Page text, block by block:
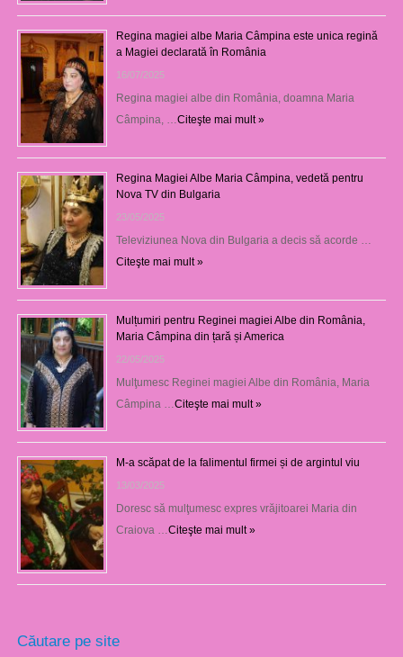
Regina magiei albe Maria Câmpina este unica regină
a Magiei declarată în România
16/07/2025
Regina magiei albe din România, doamna Maria
Câmpina, … Citeşte mai mult »
Regina Magiei Albe Maria Câmpina, vedetă pentru
Nova TV din Bulgaria
23/05/2025
Televiziunea Nova din Bulgaria a decis să acorde …
Citeşte mai mult »
Mulțumiri pentru Reginei magiei Albe din România,
Maria Câmpina din țară și America
22/05/2025
Mulţumesc Reginei magiei Albe din România, Maria
Câmpina … Citeşte mai mult »
M-a scăpat de la falimentul firmei și de argintul viu
13/03/2025
Doresc să mulţumesc expres vrăjitoarei Maria din
Craiova … Citeşte mai mult »
Căutare pe site